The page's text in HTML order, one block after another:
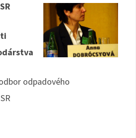
odpadového